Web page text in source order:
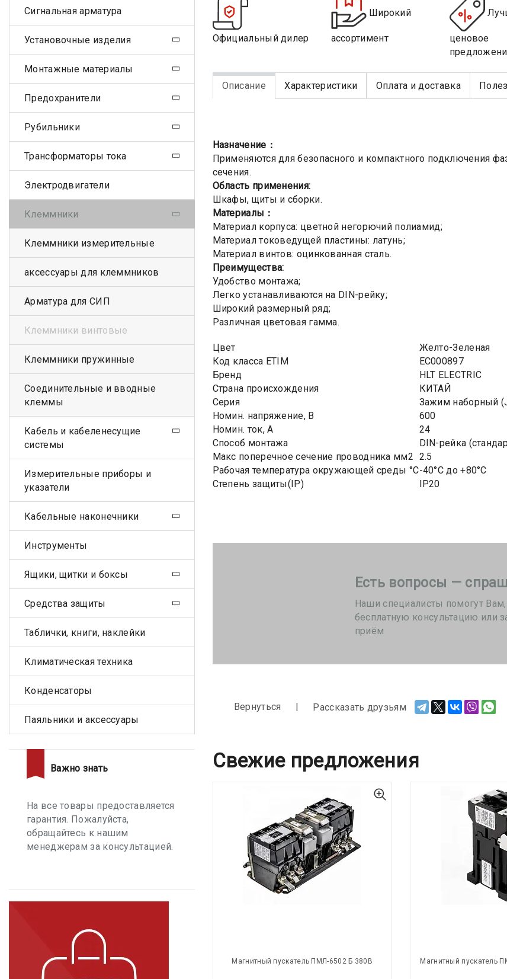
Официальный дилер
Широкий
ассортимент
ценовое
Описание Характеристики Оплата и доставка
Назначение：
Применяются для безопасного и компактного подключения
сечения.
Область применения:
Шкафы, щиты и сборки.
Материалы：
Материал корпуса: цветной негорючий полиамид;
Материал токоведущей пластины: латунь;
Материал винтов: оцинкованная сталь.
Преимущества:
Удобство монтажа;
Легко устанавливаются на DIN-рейку;
Широкий размерный ряд;
Различная цветовая гамма.
Цвет
Желто-Зеленая
Код класса ETIM
EC000897
Бренд
HLT ELECTRIC
Страна происхождения
КИТАЙ
Серия
Зажим наборный
Номин. напряжение, В
600
Номин. ток, А
24
Способ монтажа
DIN-рейка
Макс поперечное сечение проводника мм2 2.5
Рабочая температура окружающей среды °C-40°C до +80°C
Степень защиты(IP)
IP20
Есть вопросы —
Наши специалисты помогут
бесплатную консультацию или
приём
Вернуться Рассказать друзьям
Свежие предложения
Магнитный пускатель ПМЛ-6502 Б 380В Магнитный пускатель
Сигнальная арматура
Установочные изделия
Монтажные материалы
Предохранители
Рубильники
Трансформаторы тока
Электродвигатели
Клеммники
Клеммники измерительные
аксессуары для клеммников
Арматура для СИП
Клеммники винтовые
Клеммники пружинные
Соединительные и вводные
клеммы
Кабель и кабеленесущие
системы
Измерительные приборы и
указатели
Кабельные наконечники
Инструменты
Ящики, щитки и боксы
Средства защиты
Таблички, книги, наклейки
Климатическая техника
Конденсаторы
Паяльники и аксессуары
Важно знать
На все товары предоставляется
гарантия. Пожалуйста,
обращайтесь к нашим
менеджерам за консультацией.